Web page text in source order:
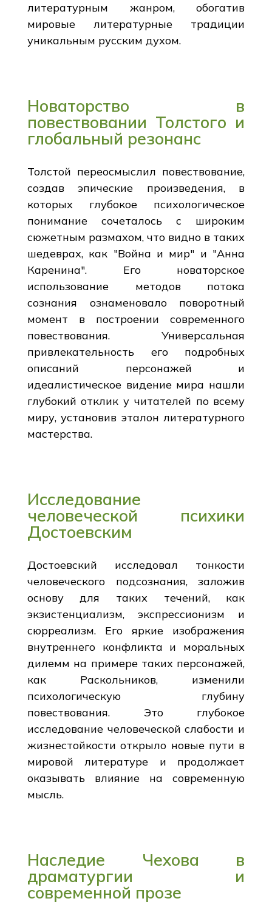
литературным жанром, обогатив
мировые литературные традиции
уникальным русским духом.
Новаторство в
повествовании Толстого и
глобальный резонанс
Толстой переосмыслил повествование,
создав эпические произведения, в
которых глубокое психологическое
понимание сочеталось с широким
сюжетным размахом, что видно в таких
шедеврах, как "Война и мир" и "Анна
Каренина". Его новаторское
использование методов потока
сознания ознаменовало поворотный
момент в построении современного
повествования. Универсальная
привлекательность его подробных
описаний персонажей и
идеалистическое видение мира нашли
глубокий отклик у читателей по всему
миру, установив эталон литературного
мастерства.
Исследование
человеческой психики
Достоевским
Достоевский исследовал тонкости
человеческого подсознания, заложив
основу для таких течений, как
экзистенциализм, экспрессионизм и
сюрреализм. Его яркие изображения
внутреннего конфликта и моральных
дилемм на примере таких персонажей,
как Раскольников, изменили
психологическую глубину
повествования. Это глубокое
исследование человеческой слабости и
жизнестойкости открыло новые пути в
мировой литературе и продолжает
оказывать влияние на современную
мысль.
Наследие Чехова в
драматургии и
современной прозе